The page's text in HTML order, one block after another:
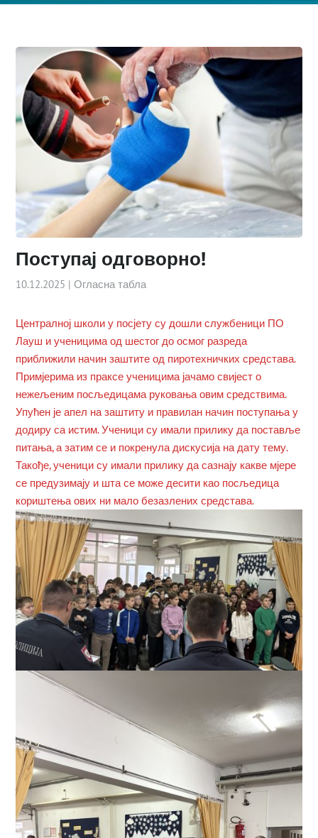
Поступај одговорно!
10.12.2025 |Огласна табла
Централној школи у посјету су дошли службеници ПО
Лауш и ученицима од шестог до осмог разреда
приближили начин заштите од пиротехничких средстава.
Примјерима из праксе ученицима јачамо свијест о
нежељеним посљедицама руковања овим средствима.
Упућен је апел на заштиту и правилан начин поступања у
додиру са истим. Ученици су имали прилику да поставље
питања, а затим се и покренула дискусија на дату тему.
Такође, ученици су имали прилику да сазнају какве мјере
се предузимају и шта се може десити као посљедица
кориштења ових ни мало безазлених средстава.